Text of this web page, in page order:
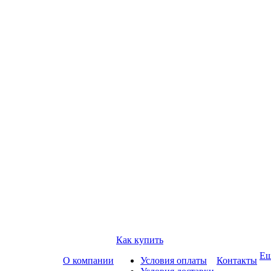
О компании
Как купить
Условия оплаты
Контакты